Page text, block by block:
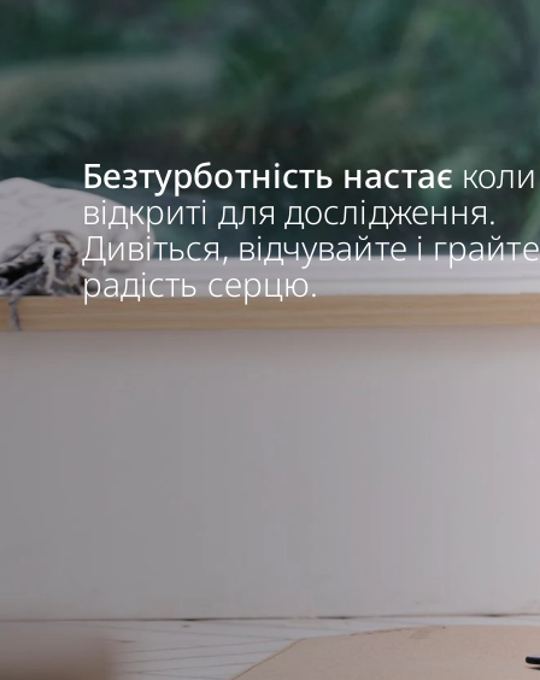
Безтурботність настає
відкриті для дослідження.
Дивіться, відчувайте і
радість серцю.